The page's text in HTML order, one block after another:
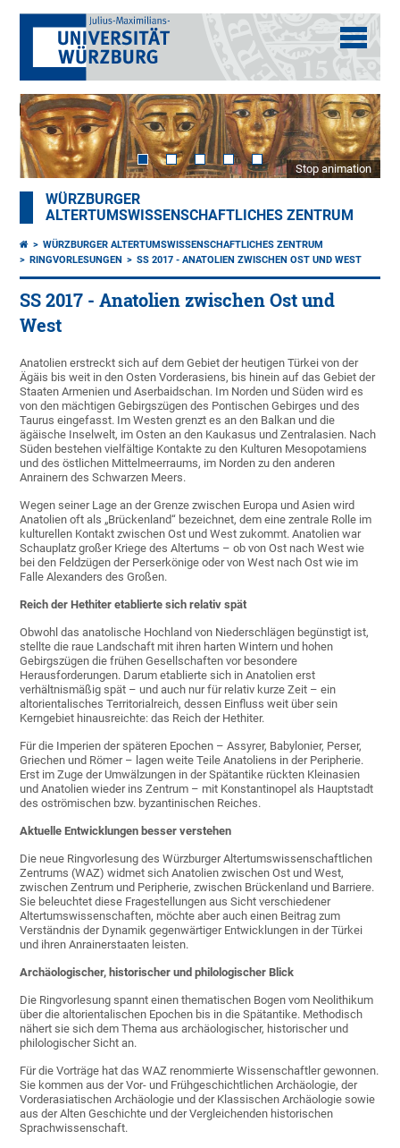
Stop animation
WÜRZBURGER
ALTERTUMSWISSENSCHAFTLICHES ZENTRUM
WÜRZBURGER ALTERTUMSWISSENSCHAFTLICHES ZENTRUM
RINGVORLESUNGEN
SS 2017 - ANATOLIEN ZWISCHEN OST UND WEST
SS 2017 - Anatolien zwischen Ost und
West
Anatolien erstreckt sich auf dem Gebiet der heutigen Türkei von der
Ägäis bis weit in den Osten Vorderasiens, bis hinein auf das Gebiet der
Staaten Armenien und Aserbaidschan. Im Norden und Süden wird es
von den mächtigen Gebirgszügen des Pontischen Gebirges und des
Taurus eingefasst. Im Westen grenzt es an den Balkan und die
ägäische Inselwelt, im Osten an den Kaukasus und Zentralasien. Nach
Süden bestehen vielfältige Kontakte zu den Kulturen Mesopotamiens
und des östlichen Mittelmeerraums, im Norden zu den anderen
Anrainern des Schwarzen Meers.
Wegen seiner Lage an der Grenze zwischen Europa und Asien wird
Anatolien oft als „Brückenland“ bezeichnet, dem eine zentrale Rolle im
kulturellen Kontakt zwischen Ost und West zukommt. Anatolien war
Schauplatz großer Kriege des Altertums – ob von Ost nach West wie
bei den Feldzügen der Perserkönige oder von West nach Ost wie im
Falle Alexanders des Großen.
Reich der Hethiter etablierte sich relativ spät
Obwohl das anatolische Hochland von Niederschlägen begünstigt ist,
stellte die raue Landschaft mit ihren harten Wintern und hohen
Gebirgszügen die frühen Gesellschaften vor besondere
Herausforderungen. Darum etablierte sich in Anatolien erst
verhältnismäßig spät – und auch nur für relativ kurze Zeit – ein
altorientalisches Territorialreich, dessen Einfluss weit über sein
Kerngebiet hinausreichte: das Reich der Hethiter.
Für die Imperien der späteren Epochen – Assyrer, Babylonier, Perser,
Griechen und Römer – lagen weite Teile Anatoliens in der Peripherie.
Erst im Zuge der Umwälzungen in der Spätantike rückten Kleinasien
und Anatolien wieder ins Zentrum – mit Konstantinopel als Hauptstadt
des oströmischen bzw. byzantinischen Reiches.
Aktuelle Entwicklungen besser verstehen
Die neue Ringvorlesung des Würzburger Altertumswissenschaftlichen
Zentrums (WAZ) widmet sich Anatolien zwischen Ost und West,
zwischen Zentrum und Peripherie, zwischen Brückenland und Barriere.
Sie beleuchtet diese Fragestellungen aus Sicht verschiedener
Altertumswissenschaften, möchte aber auch einen Beitrag zum
Verständnis der Dynamik gegenwärtiger Entwicklungen in der Türkei
und ihren Anrainerstaaten leisten.
Archäologischer, historischer und philologischer Blick
Die Ringvorlesung spannt einen thematischen Bogen vom Neolithikum
über die altorientalischen Epochen bis in die Spätantike. Methodisch
nähert sie sich dem Thema aus archäologischer, historischer und
philologischer Sicht an.
Für die Vorträge hat das WAZ renommierte Wissenschaftler gewonnen.
Sie kommen aus der Vor- und Frühgeschichtlichen Archäologie, der
Vorderasiatischen Archäologie und der Klassischen Archäologie sowie
aus der Alten Geschichte und der Vergleichenden historischen
Sprachwissenschaft.